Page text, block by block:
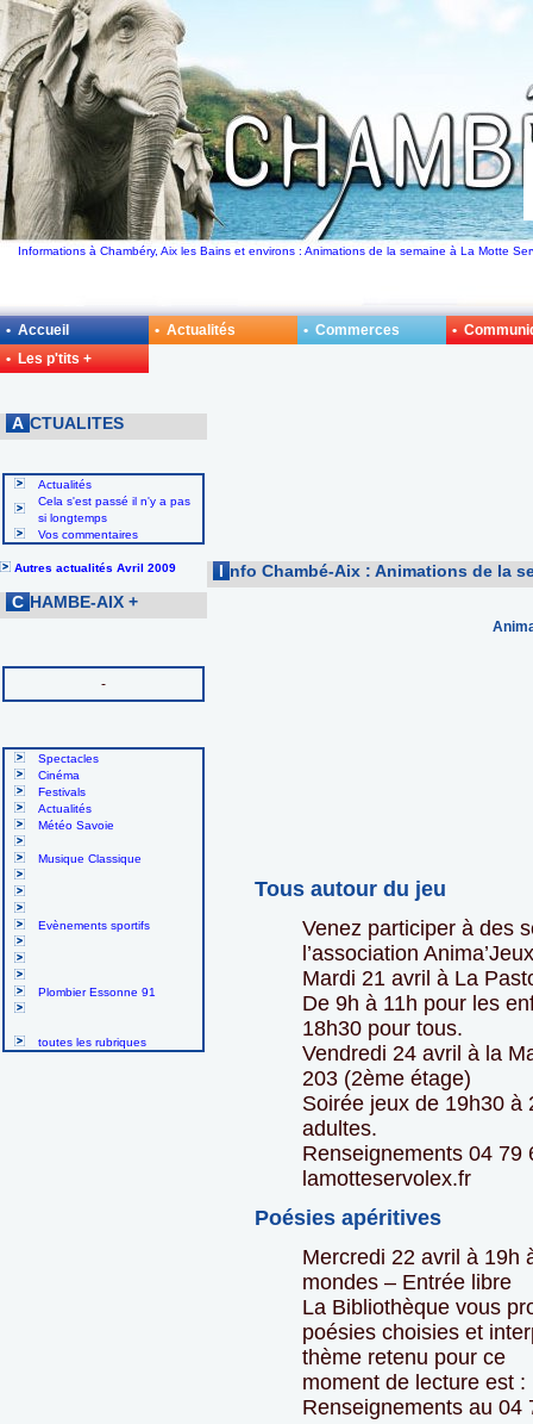
Informations à Chambéry, Aix les Bains et environs : Animations de la semaine à La Motte
A CTUALITES
Actualités
Cela s'est passé il n'y a pas
si longtemps
Vos commentaires
Autres actualités Avril 2009
C HAMBE-AIX +
-
Spectacles
Cinéma
Festivals
Actualités
Météo Savoie
Musique Classique
Evènements sportifs
Plombier Essonne 91
toutes les rubriques
I nfo Chambé-Aix : Animations de la
Tous autour du jeu
Venez participer à des
l’association
Mardi 21 avril à La
De 9h à 11h pour les
18h30 pour tous.
Vendredi 24 avril à la
203 (2ème étage)
Soirée jeux de 19h30 à
adultes.
Renseignements 04 79
lamotteservolex.fr
Poésies apéritives
Mercredi 22 avril à 19h
mondes – Entrée libre
La Bibliothèque vous
poésies choisies et
thème retenu pour ce
moment de lecture est
Renseignements au 04
• Accueil • Actualités • Commerces
•
• Les p'tits +